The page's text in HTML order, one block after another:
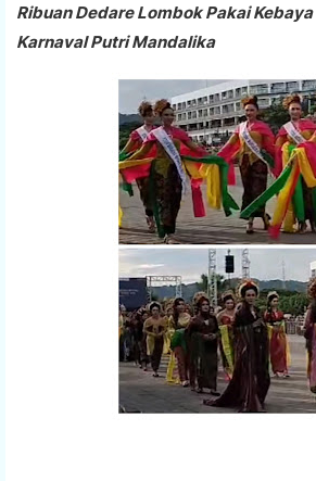
Ribuan Dedare Lombok Pakai
Karnaval Putri Mandalika